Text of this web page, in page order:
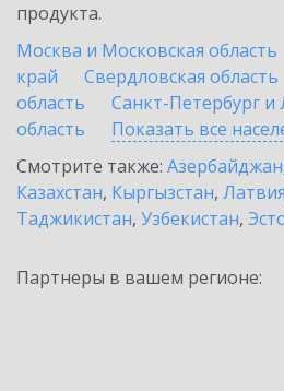
продукта.
Москва и Московская область
край
Свердловская область
область
Санкт-Петербург и
область
Показать все
Смотрите также: Азербайджан
Казахстан, Кыргызстан, Латвия
Таджикистан, Узбекистан,
Партнеры в вашем регионе: